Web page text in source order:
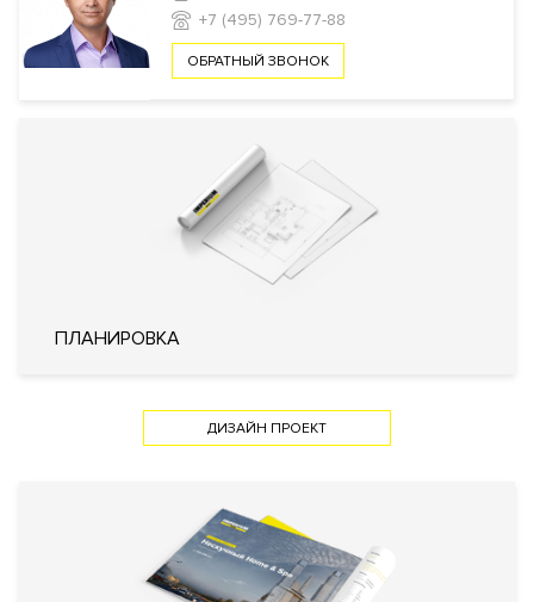
Безопасность
Закрытый внутренний двор
Технические параметры
сигнализации
Системы кондиционирования
Центральное
Приточно-вытяжная
Индивидуальный тепловой пункт
+7 (495) 769-77-88
ОБРАТНЫЙ ЗВОНОК
ПЛАНИРОВКА
ДИЗАЙН ПРОЕКТ